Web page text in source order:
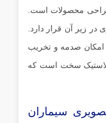
محصولات است.
در زیر آن قرار دارد.
امکان صدمه و تخریب
سخت است که
سیماران